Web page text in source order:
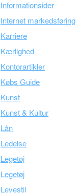
Informationsider
Internet markedsføring
Karriere
Kærlighed
Kontorartikler
Købs Guide
Kunst
Kunst & Kultur
Lån
Ledelse
Legetøj
Legetøj
Levestil